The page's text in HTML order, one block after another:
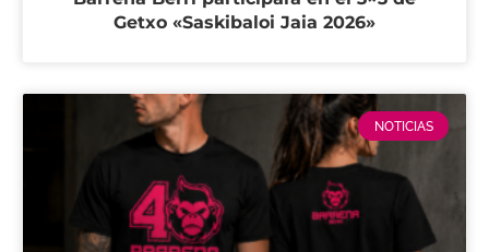
Getxo «Saskibaloi Jaia 2026»
NOTICIAS